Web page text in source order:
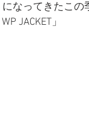
なってきたこ
JACKET」